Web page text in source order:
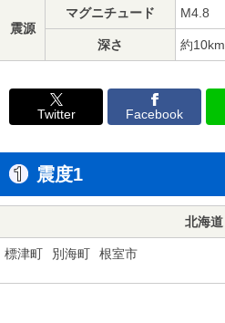
震源
マグニチュード M4.8
深さ 約10km
Twitter Facebook
震度1
北海道
標津町 別海町 根室市